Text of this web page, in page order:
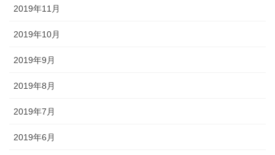
2019年11月
2019年10月
2019年9月
2019年8月
2019年7月
2019年6月